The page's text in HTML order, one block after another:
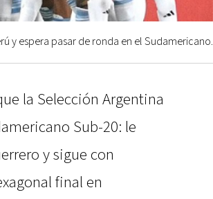
y espera pasar de ronda en el Sudamericano.
la Selección Argentina
Sub-20: le
y sigue con
final en